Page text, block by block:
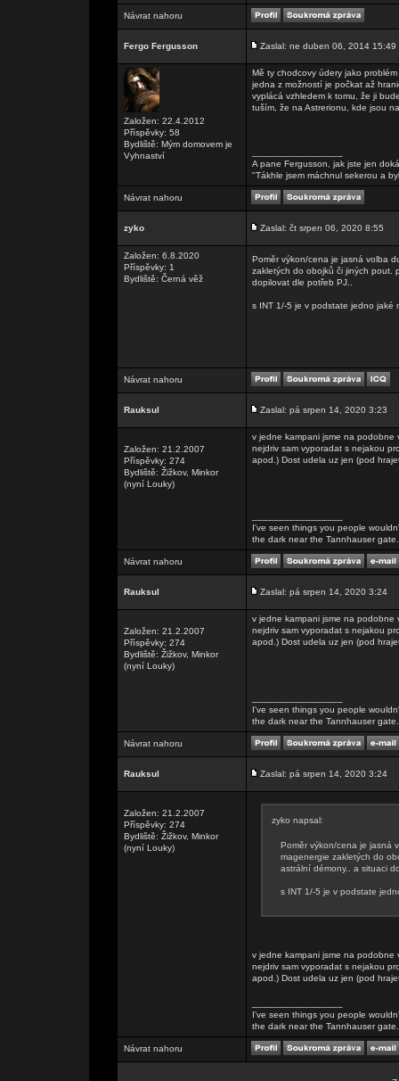
Návrat nahoru
Fergo Fergusson Zaslal: ne duben 06, 2014 15:49
Založen: 22.4.2012
Příspěvky: 58
Bydliště: Mým domovem je
Vyhnaství
Mě ty chodcovy údery jako
jedna z možností je počkat až
vyplácá vzhledem k tomu, že ji
tuším, že na Astrerionu, kde jsou
A pane Fergusson, jak jste jen
"Tákhle jsem máchnul sekerou a
Návrat nahoru
zyko Zaslal: čt srpen 06, 2020 8:55
Založen: 6.8.2020
Příspěvky: 1
Bydliště: Černá věž
Poměr výkon/cena je jasná volba
zakletých do obojků či jiných pout.
dopilovat dle potřeb PJ..
s INT 1/-5 je v podstate jedno jaké
Návrat nahoru
Rauksul Zaslal: pá srpen 14, 2020 3:23
Založen: 21.2.2007
Příspěvky: 274
Bydliště: Žižkov, Minkor
(nyní Louky)
v jedne kampani jsme na podobne
nejdriv sam vyporadat s nejakou
apod.) Dost udela uz jen (pod
I've seen things you people
the dark near the Tannhauser
Návrat nahoru
Rauksul Zaslal: pá srpen 14, 2020 3:24
Založen: 21.2.2007
Příspěvky: 274
Bydliště: Žižkov, Minkor
(nyní Louky)
v jedne kampani jsme na podobne
nejdriv sam vyporadat s nejakou
apod.) Dost udela uz jen (pod
I've seen things you people
the dark near the Tannhauser
Návrat nahoru
Rauksul Zaslal: pá srpen 14, 2020 3:24
Založen: 21.2.2007
Příspěvky: 274
Bydliště: Žižkov, Minkor
(nyní Louky)
zyko napsal:
Poměr výkon/cena je jasná
magenergie zakletých do
astrální démony.. a situaci
s INT 1/-5 je v podstate
v jedne kampani jsme na podobne
nejdriv sam vyporadat s nejakou
apod.) Dost udela uz jen (pod
I've seen things you people
the dark near the Tannhauser
Návrat nahoru